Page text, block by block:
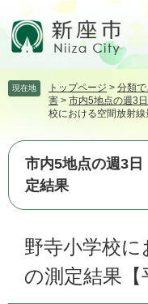
頭飛
て
へ
現在地 トップページ > 分類
害 > 市内5地点の週3
校における空間放射線
市内5地点の週3
定結果
野寺小学校
の測定結果【